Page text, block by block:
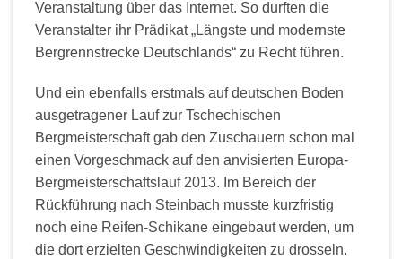
Veranstaltung über das Internet. So durften die
Veranstalter ihr Prädikat „Längste und modernste
Bergrennstrecke Deutschlands“ zu Recht führen.
Und ein ebenfalls erstmals auf deutschen Boden
ausgetragener Lauf zur Tschechischen
Bergmeisterschaft gab den Zuschauern schon mal
einen Vorgeschmack auf den anvisierten Europa-
Bergmeisterschaftslauf 2013. Im Bereich der
Rückführung nach Steinbach musste kurzfristig
noch eine Reifen-Schikane eingebaut werden, um
die dort erzielten Geschwindigkeiten zu drosseln.